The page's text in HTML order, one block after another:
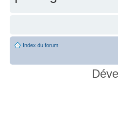
Index du forum